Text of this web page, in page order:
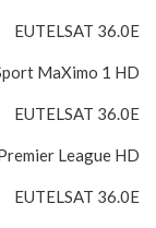
EUTELSAT 36.0E
MaXimo 1 HD
EUTELSAT 36.0E
League HD
EUTELSAT 36.0E